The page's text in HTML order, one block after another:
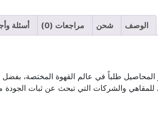
الوصف شحن مراجعات (0) أسئلة
طلباً في عالم القهوة المختصة، بفضل
للمقاهي والشركات التي تبحث عن ثبات